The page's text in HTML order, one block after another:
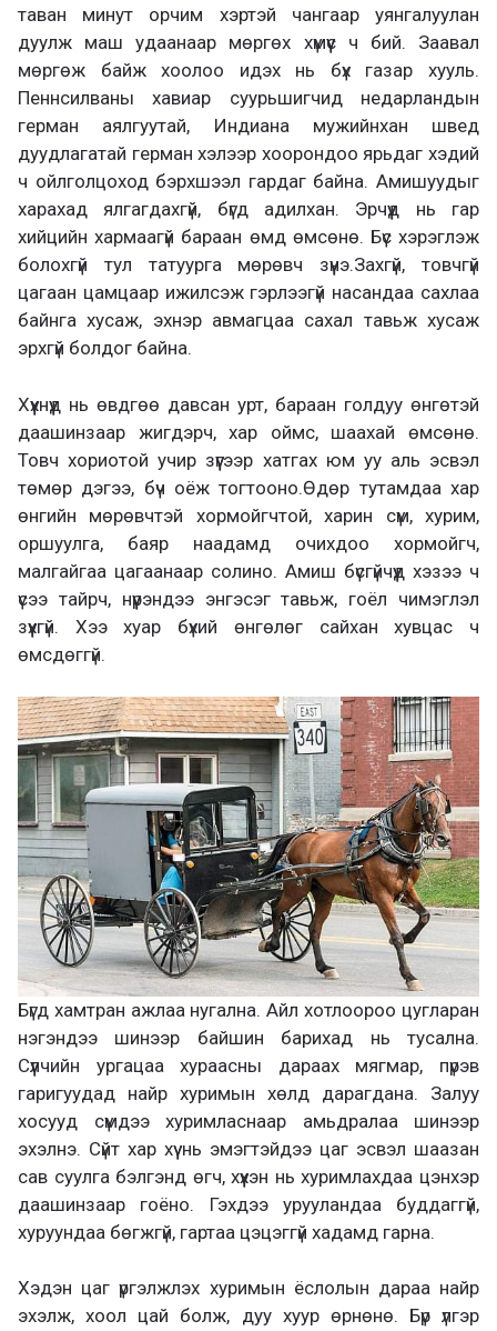
таван минут орчим хэртэй чангаар уянгалуулан
дуулж маш удаанаар мөргөх хүмүүс ч бий. Заавал
мөргөж байж хоолоо идэх нь бүх газар хууль.
Пеннсилваны хавиар суурьшигчид недарландын
герман аялгуутай, Индиана мужийнхан швед
дуудлагатай герман хэлээр хоорондоо ярьдаг хэдий
ч ойлголцоход бэрхшээл гардаг байна. Амишуудыг
харахад ялгагдахгүй, бүгд адилхан. Эрчүүд нь гар
хийцийн хармаагүй бараан өмд өмсөнө. Бүс хэрэглэж
болохгүй тул татуурга мөрөвч зүүнэ.Захгүй, товчгүй
цагаан цамцаар ижилсэж гэрлээгүй насандаа сахлаа
байнга хусаж, эхнэр авмагцаа сахал тавьж хусаж
эрхгүй болдог байна.
Хүүхнүүд нь өвдгөө давсан урт, бараан голдуу өнгөтэй
даашинзаар жигдэрч, хар оймс, шаахай өмсөнө.
Товч хориотой учир зүүгээр хатгах юм уу аль эсвэл
төмөр дэгээ, бүч оёж тогтооно.Өдөр тутамдаа хар
өнгийн мөрөвчтэй хормойгчтой, харин сүм, хурим,
оршуулга, баяр наадамд очихдоо хормойгч,
малгайгаа цагаанаар солино. Амиш бүсгүйчүүд хэзээ ч
үсээ тайрч, нүүрэндээ энгэсэг тавьж, гоёл чимэглэл
зүүхгүй. Хээ хуар бүхий өнгөлөг сайхан хувцас ч
өмсдөггүй.
Бүгд хамтран ажлаа нугална. Айл хотлоороо цугларан
нэгэндээ шинээр байшин барихад нь тусална.
Сүүлчийн ургацаа хураасны дараах мягмар, пүрэв
гаригуудад найр хуримын хөлд дарагдана. Залуу
хосууд сүмдээ хуримласнаар амьдралаа шинээр
эхэлнэ. Сүйт хар хүү нь эмэгтэйдээ цаг эсвэл шаазан
сав суулга бэлгэнд өгч, хүүхэн нь хуримлахдаа цэнхэр
даашинзаар гоёно. Гэхдээ урууландаа буддаггүй,
хуруундаа бөгжгүй, гартаа цэцэггүй хадамд гарна.
Хэдэн цаг үргэлжлэх хуримын ёслолын дараа найр
эхэлж, хоол цай болж, дуу хуур өрнөнө. Бүр үлгэр